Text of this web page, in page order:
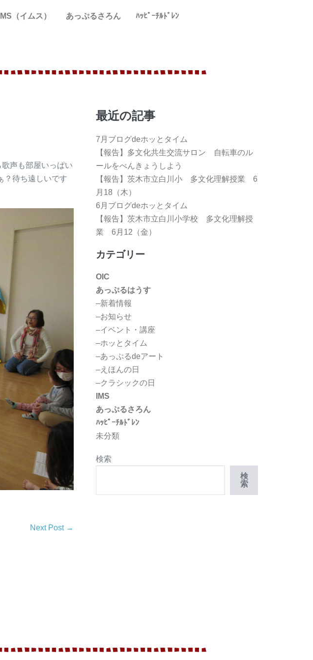
IMS（イムス） あっぷるさろん ﾊｯﾋﾟｰﾁﾙﾄﾞﾚﾝ
歌声も部屋いっぱい
？待ち遠しいです
Next Post →
最近の記事
7月ブログdeホッとタイム
【報告】多文化共生交流サロン 自転車のル
ールをべんきょうしよう
【報告】茨木市立白川小 多文化理解授業 6
月18（木）
6月ブログdeホッとタイム
【報告】茨木市立白川小学校 多文化理解授
業 6月12（金）
カテゴリー
OIC
あっぷるはうす
–新着情報
–お知らせ
–イベント・講座
–ホッとタイム
–あっぷるdeアート
–えほんの日
–クラシックの日
IMS
あっぷるさろん
ﾊｯﾋﾟｰﾁﾙﾄﾞﾚﾝ
未分類
検索
検
索